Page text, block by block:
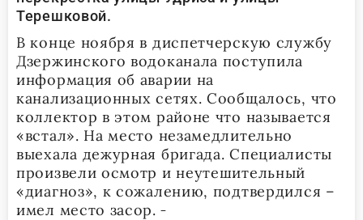
Терешковой.
В конце ноября в диспетчерскую службу
Дзержинского водоканала поступила
информация об аварии на
канализационных сетях. Сообщалось, что
коллектор в этом районе что называется
«встал». На место незамедлительно
выехала дежурная бригада. Специалисты
произвели осмотр и неутешительный
«диагноз», к сожалению, подтвердился –
имел место засор.